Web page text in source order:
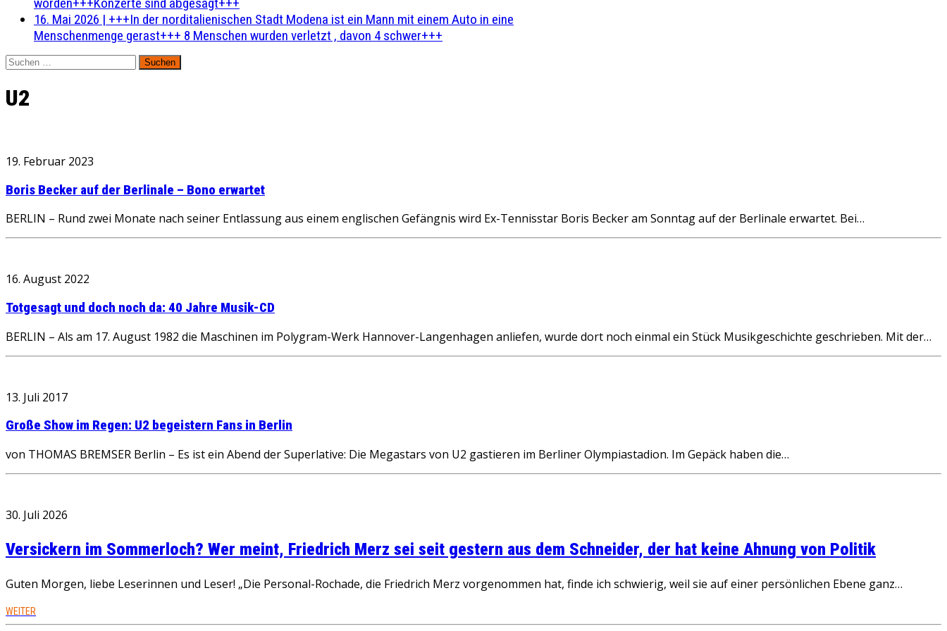
16. Mai 2026 | +++In der norditalienischen Stadt Modena ist ein Mann mit einem Auto in eine
Menschenmenge gerast+++ 8 Menschen wurden verletzt , davon 4 schwer+++
Suchen
nach:
U2
19. Februar 2023
Boris Becker auf der Berlinale – Bono erwartet
BERLIN – Rund zwei Monate nach seiner Entlassung aus einem englischen Gefängnis wird Ex-Tennisstar Boris Becker am Sonntag auf der Berlinale erwartet. Bei…
16. August 2022
Totgesagt und doch noch da: 40 Jahre Musik-CD
BERLIN – Als am 17. August 1982 die Maschinen im Polygram-Werk Hannover-Langenhagen anliefen, wurde dort noch einmal ein Stück Musikgeschichte geschrieben. Mit der…
13. Juli 2017
Große Show im Regen: U2 begeistern Fans in Berlin
von THOMAS BREMSER Berlin – Es ist ein Abend der Superlative: Die Megastars von U2 gastieren im Berliner Olympiastadion. Im Gepäck haben die…
30. Juli 2026
Versickern im Sommerloch? Wer meint, Friedrich Merz sei seit gestern aus dem Schneider, der hat keine Ahnung von Politik
Guten Morgen, liebe Leserinnen und Leser! „Die Personal-Rochade, die Friedrich Merz vorgenommen hat, finde ich schwierig, weil sie auf einer persönlichen Ebene ganz…
WEITER